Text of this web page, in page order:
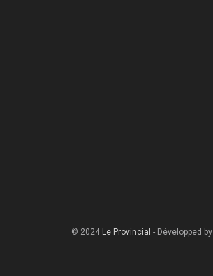
© 2024 Le Provincial - Développed by